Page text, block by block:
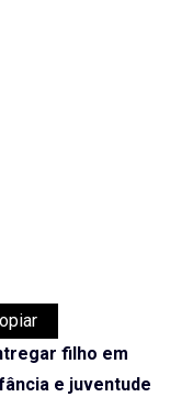
filho em
e juventude